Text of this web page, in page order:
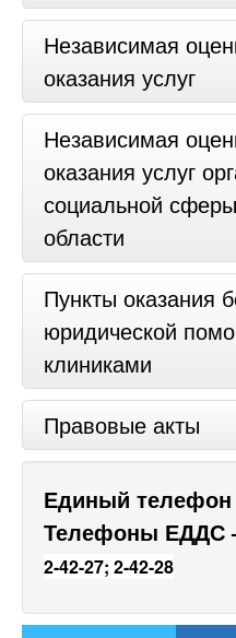
Независимая
оказания услуг
Независимая
оказания услуг
социальной
области
Пункты оказания
юридической
клиниками
Правовые акты
Единый
Телефоны
2-42-27; 2-42-28